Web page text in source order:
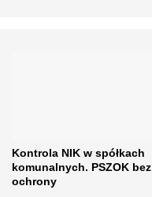
Kontrola NIK w spółkach
komunalnych. PSZOK bez
ochrony